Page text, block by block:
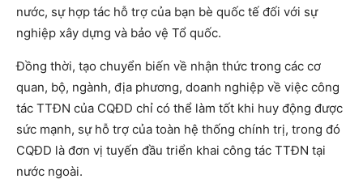
nước, sự hợp tác hỗ trợ của bạn bè quốc tế đối với sự
nghiệp xây dựng và bảo vệ Tổ quốc.
Đồng thời, tạo chuyển biến về nhận thức trong các cơ
quan, bộ, ngành, địa phương, doanh nghiệp về việc công
tác TTĐN của CQĐD chỉ có thể làm tốt khi huy động được
sức mạnh, sự hỗ trợ của toàn hệ thống chính trị, trong đó
CQĐD là đơn vị tuyến đầu triển khai công tác TTĐN tại
nước ngoài.